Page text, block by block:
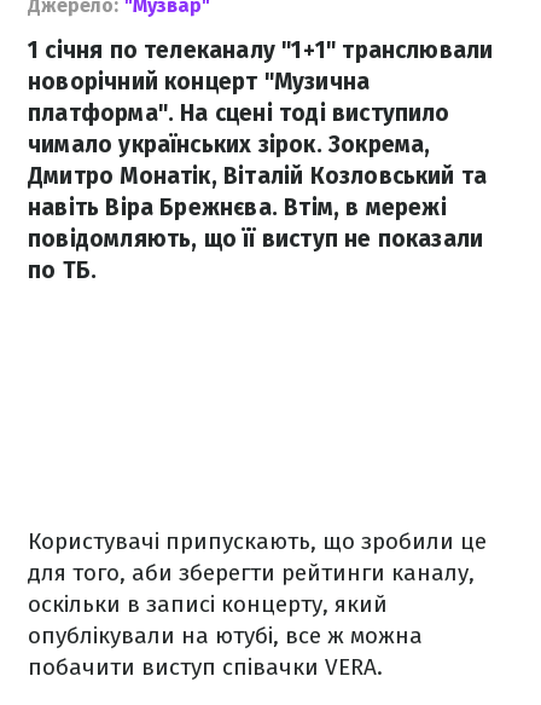
Джерело: "Музвар"
1 січня по телеканалу "1+1" транслювали
новорічний концерт "Музична
платформа". На сцені тоді виступило
чимало українських зірок. Зокрема,
Дмитро Монатік, Віталій Козловський та
навіть Віра Брежнєва. Втім, в мережі
повідомляють, що її виступ не показали
по ТБ.
Користувачі припускають, що зробили це
для того, аби зберегти рейтинги каналу,
оскільки в записі концерту, який
опублікували на ютубі, все ж можна
побачити виступ співачки VERA.